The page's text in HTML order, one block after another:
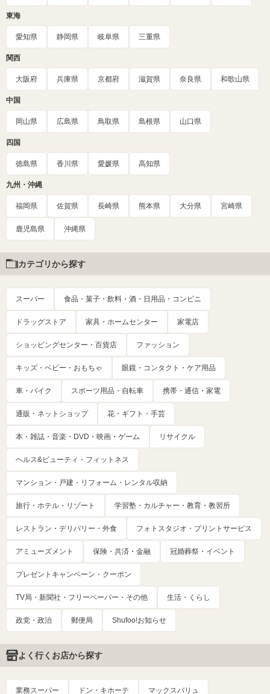
東海
愛知県 静岡県 岐阜県 三重県
関西
大阪府 兵庫県 京都府 滋賀県 奈良県 和歌山県
中国
岡山県 広島県 鳥取県 島根県 山口県
四国
徳島県 香川県 愛媛県 高知県
九州・沖縄
福岡県 佐賀県 長崎県 熊本県 大分県 宮崎県
鹿児島県 沖縄県
カテゴリから探す
スーパー 食品・菓子・飲料・酒・日用品・コンビニ
ドラッグストア 家具・ホームセンター 家電店
ショッピングセンター・百貨店 ファッション
キッズ・ベビー・おもちゃ 眼鏡・コンタクト・ケア用品
車・バイク スポーツ用品・自転車 携帯・通信・家電
通販・ネットショップ 花・ギフト・手芸
本・雑誌・音楽・DVD・映画・ゲーム リサイクル
ヘルス&ビューティ・フィットネス
マンション・戸建・リフォーム・レンタル収納
旅行・ホテル・リゾート 学習塾・カルチャー・教育・教習所
レストラン・デリバリー・外食 フォトスタジオ・プリントサービス
アミューズメント 保険・共済・金融 冠婚葬祭・イベント
プレゼントキャンペーン・クーポン
TV局・新聞社・フリーペーパー・その他 生活・くらし
政党・政治 郵便局 Shufoo!お知らせ
よく行くお店から探す
業務スーパー ドン・キホーテ マックスバリュ